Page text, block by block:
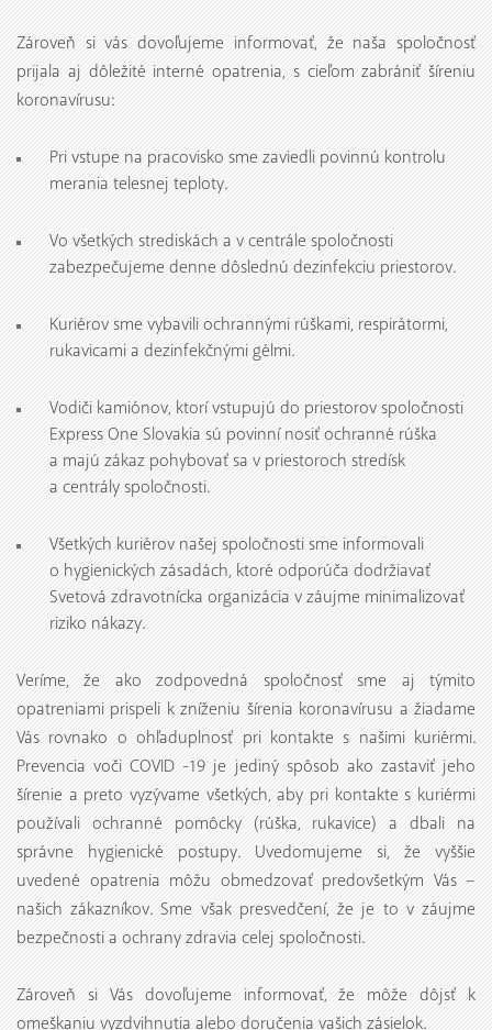
Zároveň si vás dovoľujeme informovať, že naša spoločnosť
prijala aj dôležité interné opatrenia, s cieľom zabrániť šíreniu
koronavírusu:
Pri vstupe na pracovisko sme zaviedli povinnú kontrolu
merania telesnej teploty.
Vo všetkých strediskách a v centrále spoločnosti
zabezpečujeme denne dôslednú dezinfekciu priestorov.
Kuriérov sme vybavili ochrannými rúškami, respirátormi,
rukavicami a dezinfekčnými gélmi.
Vodiči kamiónov, ktorí vstupujú do priestorov spoločnosti
Express One Slovakia sú povinní nosiť ochranné rúška
a majú zákaz pohybovať sa v priestoroch stredísk
a centrály spoločnosti.
Všetkých kuriérov našej spoločnosti sme informovali
o hygienických zásadách, ktoré odporúča dodržiavať
Svetová zdravotnícka organizácia v záujme minimalizovať
riziko nákazy.
Veríme, že ako zodpovedná spoločnosť sme aj týmito
opatreniami prispeli k zníženiu šírenia koronavírusu a žiadame
Vás rovnako o ohľaduplnosť pri kontakte s našimi kuriérmi.
Prevencia voči COVID -19 je jediný spôsob ako zastaviť jeho
šírenie a preto vyzývame všetkých, aby pri kontakte s kuriérmi
používali ochranné pomôcky (rúška, rukavice) a dbali na
správne hygienické postupy. Uvedomujeme si, že vyššie
uvedené opatrenia môžu obmedzovať predovšetkým Vás –
našich zákazníkov. Sme však presvedčení, že je to v záujme
bezpečnosti a ochrany zdravia celej spoločnosti.
Zároveň si Vás dovoľujeme informovať, že môže dôjsť k
omeškaniu vyzdvihnutia alebo doručenia vašich zásielok.